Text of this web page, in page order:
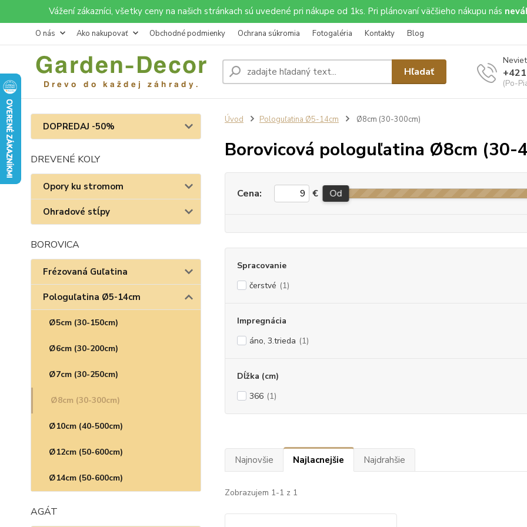
Vážení zákazníci, všetky ceny na našich stránkach sú uvedené pri nákupe od 1ks. Pri plánovaní väčšieho nákupu nás
O nás Ako nakupovať Obchodné podmienky Ochrana súkromia Fotogaléria Kontakty Blog
Hľadať
(Po-
DOPREDAJ -50%
DREVENÉ KOLY
Opory ku stromom
Ohradové stĺpy
BOROVICA
Frézovaná Guľatina
Pologuľatina Ø5-14cm
Ø5cm (30-150cm)
Ø6cm (30-200cm)
Ø7cm (30-250cm)
Ø8cm (30-300cm)
Ø10cm (40-500cm)
Ø12cm (50-600cm)
Ø14cm (50-600cm)
AGÁT
Úvod Pologuľatina Ø5-14cm Ø8cm (30-300cm)
Borovicová pologuľatina Ø8cm (30-
Cena: € Od
Spracovanie
čerstvé (1)
Impregnácia
áno, 3.trieda (1)
Dĺžka (cm)
366 (1)
Najnovšie Najlacnejšie Najdrahšie
Zobrazujem 1-1 z 1